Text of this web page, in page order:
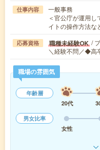
仕事内容
一般事務
＜官公庁が運用
イトの操作方法
応募資格 職種未経験OK /
＼経験不問／◆高
職場の雰囲気
年齢層
20代
男女比率
女性